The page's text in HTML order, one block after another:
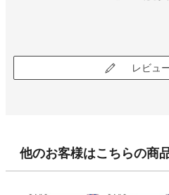
レビュ
他のお客様はこちらの商